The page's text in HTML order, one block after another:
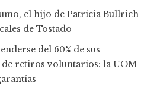
el hijo de Patricia Bullrich
de Tostado
del 60% de sus
de retiros voluntarios: la UOM